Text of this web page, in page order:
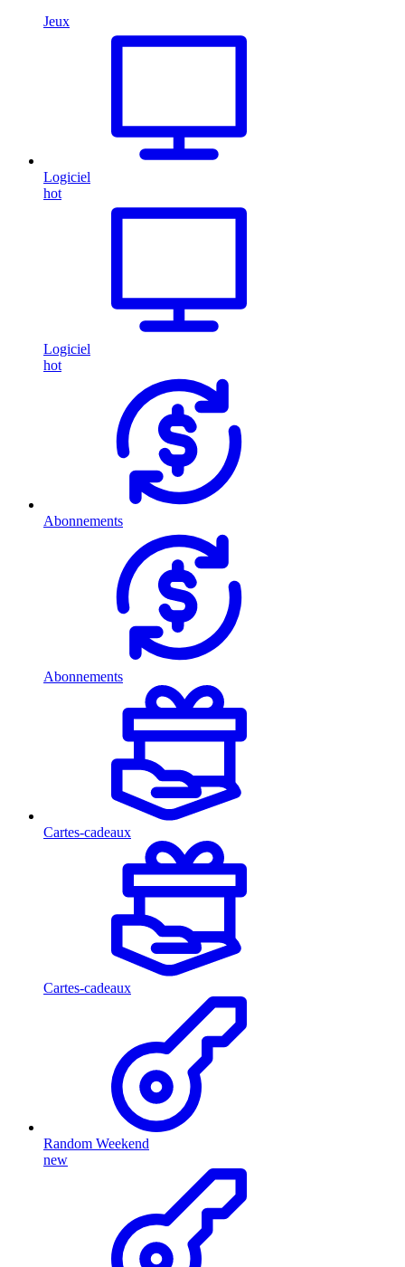
Jeux
Logiciel
hot
Logiciel
hot
Abonnements
Abonnements
Cartes-cadeaux
Cartes-cadeaux
Random Weekend
new